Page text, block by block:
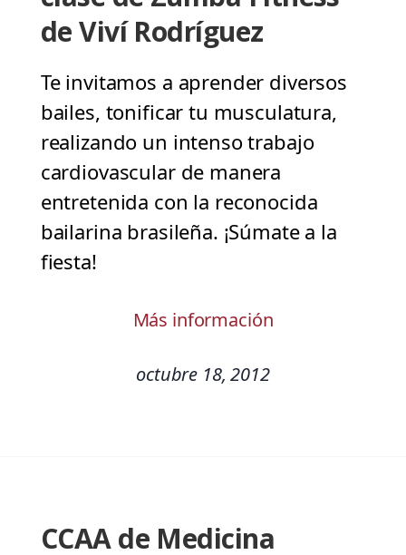
de Viví Rodríguez
Te invitamos a aprender diversos
bailes, tonificar tu musculatura,
realizando un intenso trabajo
cardiovascular de manera
entretenida con la reconocida
bailarina brasileña. ¡Súmate a la
fiesta!
Más información
octubre 18, 2012
CCAA de Medicina